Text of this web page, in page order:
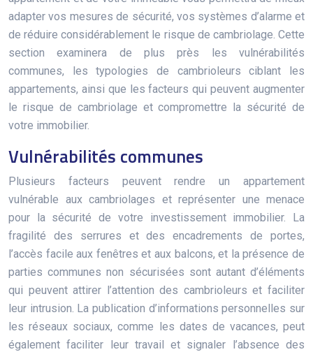
adapter vos mesures de sécurité, vos systèmes d’alarme et
de réduire considérablement le risque de cambriolage. Cette
section examinera de plus près les vulnérabilités
communes, les typologies de cambrioleurs ciblant les
appartements, ainsi que les facteurs qui peuvent augmenter
le risque de cambriolage et compromettre la sécurité de
votre immobilier.
Vulnérabilités communes
Plusieurs facteurs peuvent rendre un appartement
vulnérable aux cambriolages et représenter une menace
pour la sécurité de votre investissement immobilier. La
fragilité des serrures et des encadrements de portes,
l’accès facile aux fenêtres et aux balcons, et la présence de
parties communes non sécurisées sont autant d’éléments
qui peuvent attirer l’attention des cambrioleurs et faciliter
leur intrusion. La publication d’informations personnelles sur
les réseaux sociaux, comme les dates de vacances, peut
également faciliter leur travail et signaler l’absence des